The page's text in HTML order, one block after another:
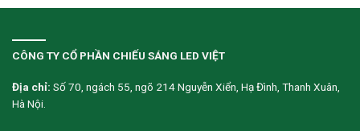
CÔNG TY CỔ PHẦN CHIẾU SÁNG LED VIỆT
Địa chỉ: Số 70, ngách 55, ngõ 214 Nguyễn Xiển, Hạ Đình, Thanh Xuân,
Hà Nội.